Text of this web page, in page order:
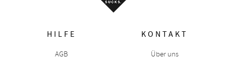
HILFE
AGB
KONTAKT
Über uns